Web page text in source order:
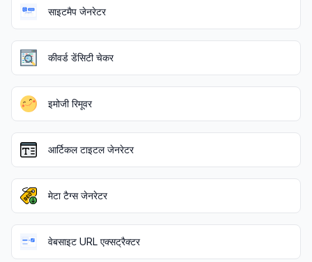
साइटमैप जेनरेटर
कीवर्ड डेंसिटी चेकर
इमोजी रिमूवर
आर्टिकल टाइटल जेनरेटर
मेटा टैग्स जेनरेटर
वेबसाइट URL एक्सट्रैक्टर